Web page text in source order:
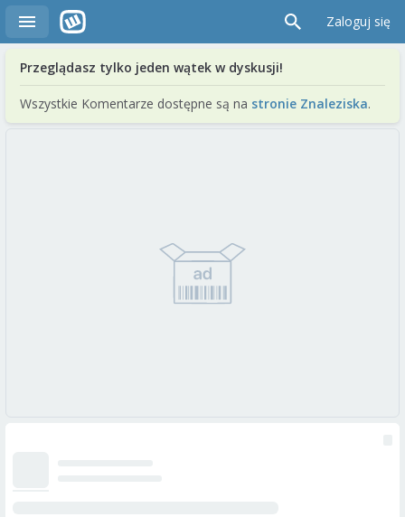
Zaloguj się
Przeglądasz tylko jeden wątek w dyskusji!
Wszystkie Komentarze dostępne są na stronie Znaleziska.